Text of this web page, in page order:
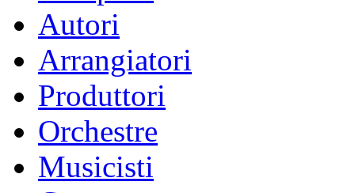
Autori
Arrangiatori
Produttori
Orchestre
Musicisti